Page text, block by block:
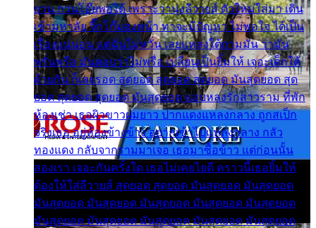
ยวน กวนโอ๊ยพอได้ เพราะว่านุ่งลีวายส์ ตัวใหม่ใส่มา เดิน
เข้ามหาลัย จิ๊กโก๊มองหน้า ท่าจะมีปัญหา ไม่พอใจ ได้เป็น
เรื่องแน่นอน แต่ฉันไม่หวั่น เลยแหลงใต้ถามมัน ว่ามัน
พรั่นพรือ มันตอบว่าไม่พรื่อ เปลี่ยนเป็นยิ้มให้ เจอะเด็กใต้
ด้วยกัน ก็เลยรอด สุดยอด สุดยอด สุดยอด มันสุดยอด สุด
ยอด สุดยอด สุดยอด มันสุดยอด แอบหลงรักสาวราม ที่พัก
ห้องเช่า เธอผิวขาวผมยาว ปากแดงแหลงกลาง ถูกสเป็ก
จริงเธอ อยู่ห้องข้างข้าง อยากเข้าไปแหลงกลาง กลัว
ทองแดง กลับจากรามมาเจอ เธอมาซื้อข้าว แต่ก่อนนั้น
สองเรา เจอะกันครั้งใด เธอไม่เคยไยดี คราวนี้เธอยิ้มให้
ต้องให้ใส่ลีวายส์ สุดยอด สุดยอด มันสุดยอด มันสุดยอด
มันสุดยอด มันสุดยอด มันสุดยอด มันสุดยอด มันสุดยอด
มันสุดยอด มันสุดยอด มันสุดยอด มันสุดยอด มันสุดยอด